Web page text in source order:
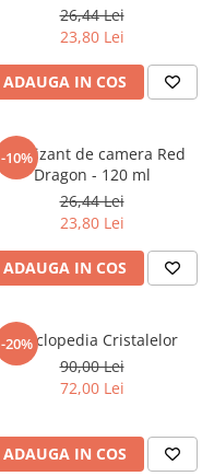
26,44 Lei
23,80 Lei
ADAUGA IN COS
-10%
Odorizant de camera Red
Dragon - 120 ml
26,44 Lei
23,80 Lei
ADAUGA IN COS
-20%
Enciclopedia Cristalelor
90,00 Lei
72,00 Lei
ADAUGA IN COS